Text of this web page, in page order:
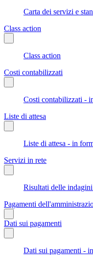
Carta dei servizi e
Class action
Class action
Costi contabilizzati
Costi contabilizzati -
Liste di attesa
Liste di attesa - in
Servizi in rete
Risultati delle
Pagamenti
Dati sui pagamenti
Dati sui pagamenti -